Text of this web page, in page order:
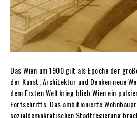
Das Wien um 1900 gilt als Epoche der
der Kunst, Architektur und Denken neue
dem Ersten Weltkrieg blieb Wien ein
Fortschritts. Das ambitionierte
sozialdemokratischen Stadtregierung